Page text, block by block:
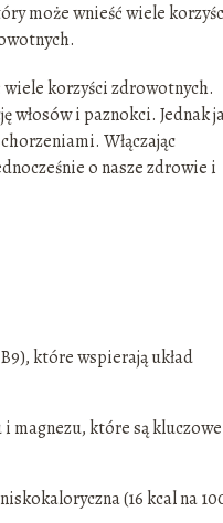
może wnieść wiele
korzyści zdrowotnych.
włosów i paznokci. Jednak
Włączając
o nasze zdrowie i
które wspierają układ
magnezu, które są kluczowe
(16 kcal na